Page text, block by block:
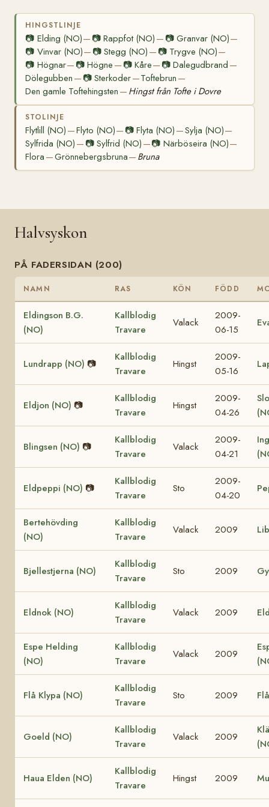
HINGSTLINJE
📷 Elding (NO)— 📷Rappfot (NO) — 📷 Granvar (NO)—
📷 Vinvar (NO)— 📷Stegg (NO) — 📷 Trygve (NO)—
📷 Högnar— 📷Högne — 📷 Kåre— 📷 Dalegudbrand —
Dölegubben — 📷Sterkoder—Toftebrun —
Den gamle Toftehingsten — Hingst från Tofte i Dovre
STOLINJE
Flytlill (NO) —Flyto (NO)— 📷Flyta (NO) —Sylja (NO)—
Sylfrida (NO) — 📷Sylfrid (NO) —📷 Närböseira (NO)—
Flora —Grönnebergsbruna— Bruna
Halvsyskon
PÅ FADERSIDAN (200)
NAMN RAS KÖN FÖDD
Eldingson B.G.
(NO)
Kallblodig
Travare
Valack
2009-
06-15
Lundrapp (NO) 📷
Kallblodig
Travare
Hingst
2009-
05-16
Eldjon (NO) 📷
Kallblodig
Travare
Hingst
2009-
04-26
Blingsen (NO) 📷
Kallblodig
Travare
Valack
2009-
04-21
Eldpeppi (NO) 📷
Kallblodig
Travare
Sto
2009-
04-20
Bertehövding
(NO)
Kallblodig
Travare
Valack 2009
Bjellestjerna (NO)
Kallblodig
Travare
Sto 2009
Eldnok (NO)
Kallblodig
Travare
Valack 2009
Espe Helding
(NO)
Kallblodig
Travare
Valack 2009
Flå Klypa (NO)
Kallblodig
Travare
Sto 2009
Goeld (NO)
Kallblodig
Travare
Valack 2009
Haua Elden (NO)
Kallblodig
Travare
Hingst 2009